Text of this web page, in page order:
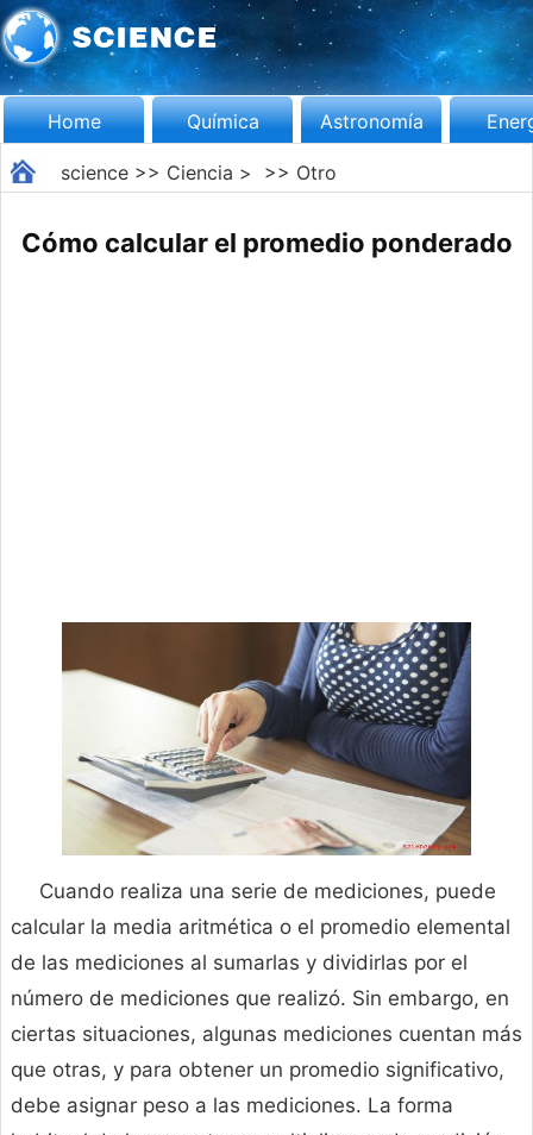
Home Química Astronomía
science>> Ciencia > >> Otro
Cómo calcular el promedio ponderado
Cuando realiza una serie de mediciones, puede
calcular la media aritmética o el promedio elemental
de las mediciones al sumarlas y dividirlas por el
número de mediciones que realizó. Sin embargo, en
ciertas situaciones, algunas mediciones cuentan más
que otras, y para obtener un promedio significativo,
debe asignar peso a las mediciones. La forma